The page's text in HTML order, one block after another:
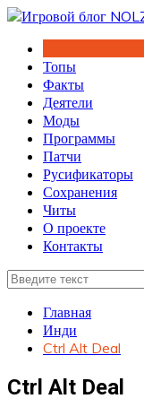
Перейти
содержимому
Топы
Факты
Деятели
Моды
Программы
Патчи
Русификаторы
Сохранения
Читы
О проекте
Контакты
Главная
Инди
Ctrl Alt Deal
Ctrl Alt Deal